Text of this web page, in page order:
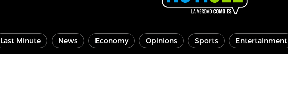
Last Minute News Economy Opinions Sports Entertainment